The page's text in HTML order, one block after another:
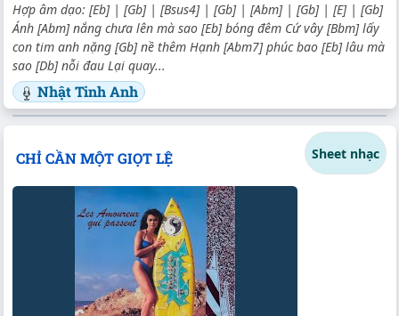
Hợp âm dạo: [Eb] | [Gb] | [Bsus4] | [Gb] | [Abm] | [Gb] | [E] | [Gb]
Ánh [Abm] nắng chưa lên mà sao [Eb] bóng đêm Cứ vây [Bbm] lấy
con tim anh nặng [Gb] nề thêm Hạnh [Abm7] phúc bao [Eb] lâu mà
sao [Db] nỗi đau Lại quay...
Nhật Tinh Anh
CHỈ CẦN MỘT GIỌT LỆ Sheet nhạc